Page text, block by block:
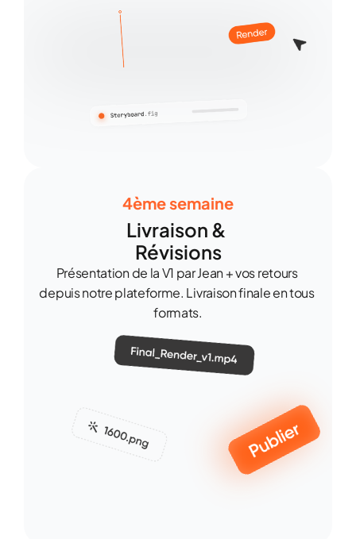
4ème semaine
Livraison &
Révisions
Présentation de la V1 par Jean + vos retours
depuis notre plateforme. Livraison finale en tous
formats.